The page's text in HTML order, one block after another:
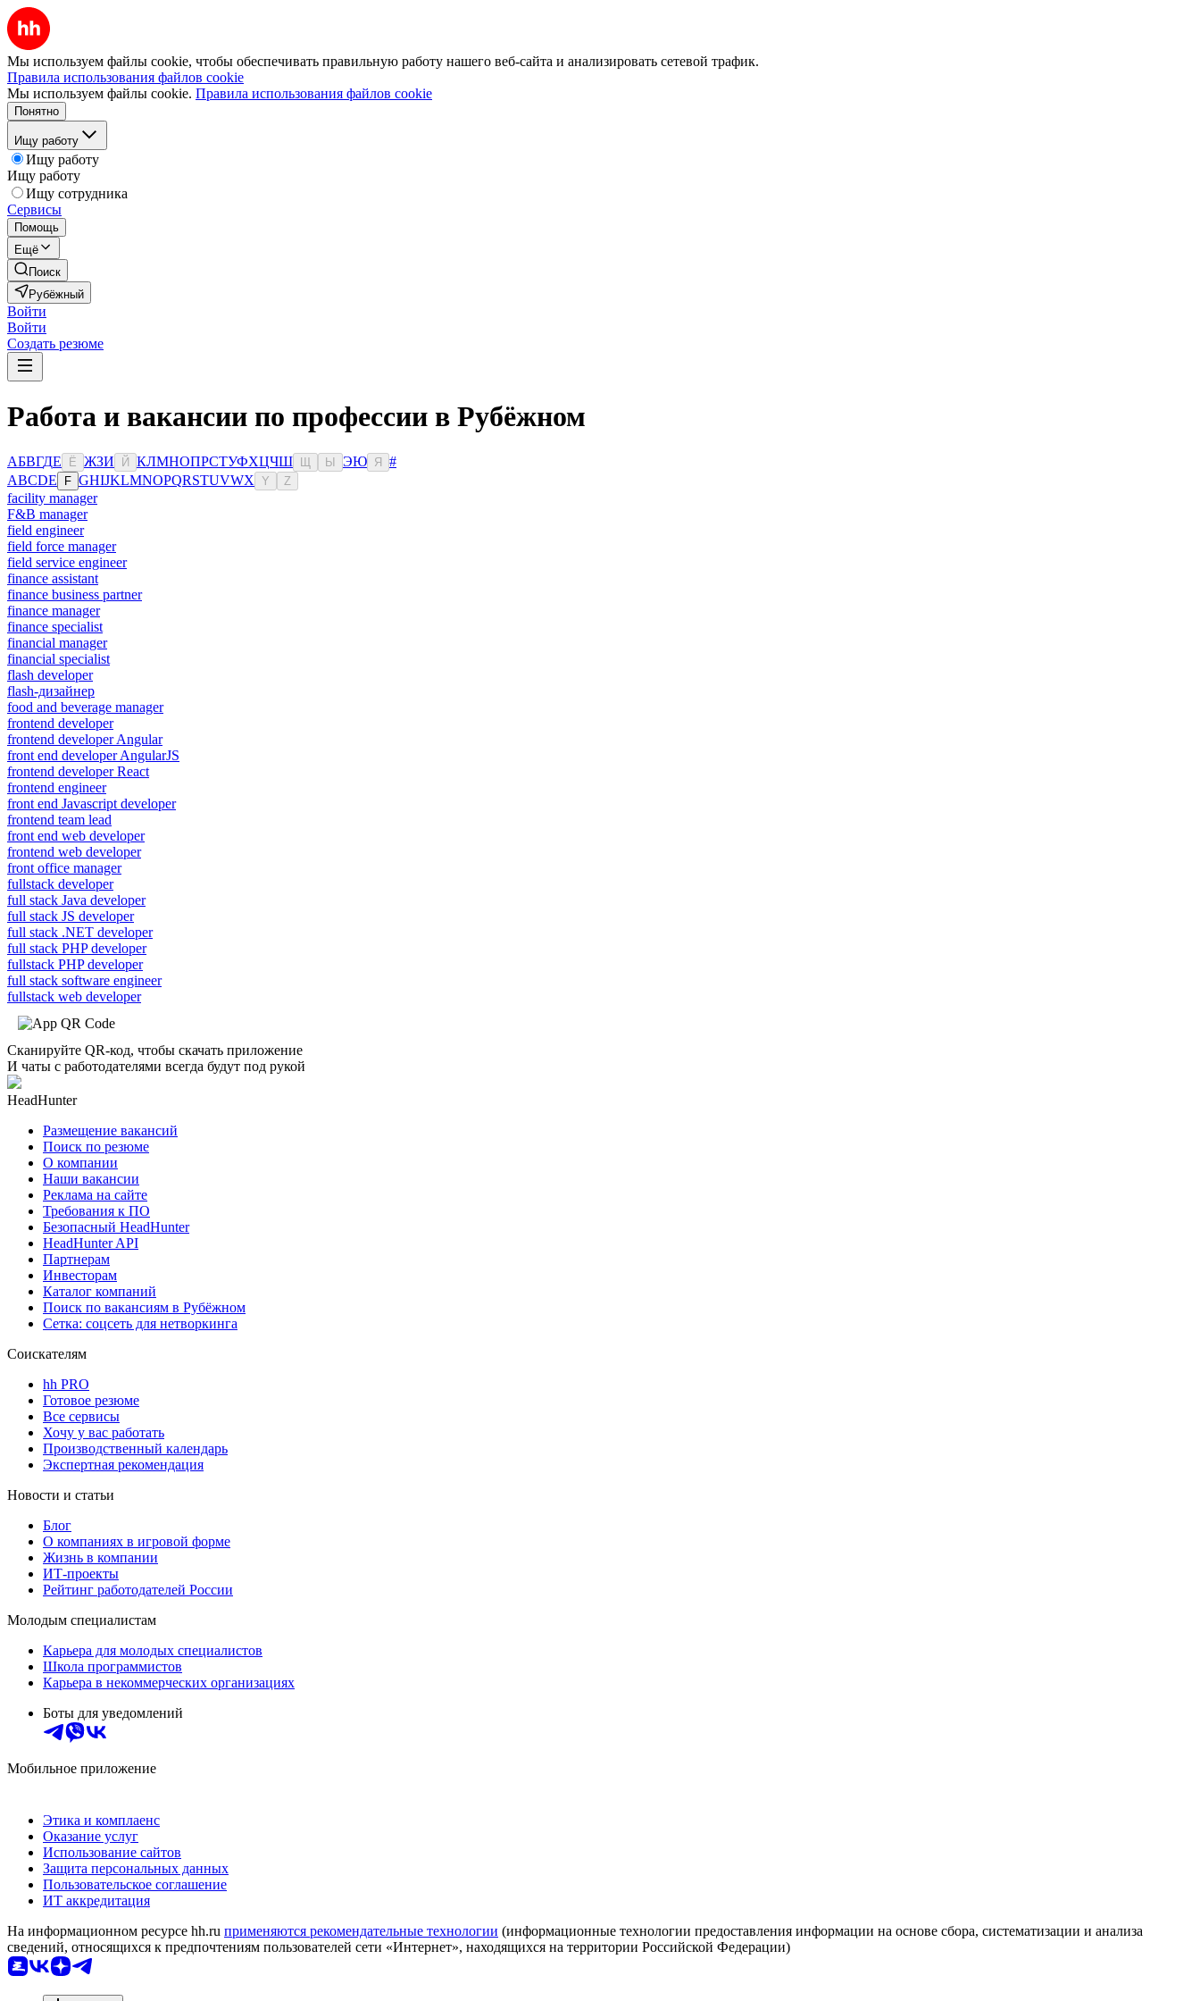
Мы используем файлы cookie, чтобы обеспечивать правильную работу нашего веб-сайта и анализировать сетевой трафик.
Правила использования файлов cookie
Мы используем файлы cookie. Правила использования файлов cookie
Понятно
Ищу работу
Ищу работу
Ищу работу
Ищу сотрудника
Сервисы
Помощь
Ещё
Поиск
Рубёжный
Войти
Войти
Создать резюме
Работа и вакансии по профессии в Рубёжном
АБВГДЕ Ё ЖЗИ Й КЛМНОПРСТУФХЦЧШ Ы ЭЮ Я
#
ABCDE F GHIJKLMNOPQRSTUVWX Y Z
facility manager
F&B manager
field engineer
field force manager
field service engineer
finance assistant
finance business partner
finance manager
finance specialist
financial manager
financial specialist
flash developer
flash-дизайнер
food and beverage manager
frontend developer
frontend developer Angular
front end developer AngularJS
frontend developer React
frontend engineer
front end Javascript developer
frontend team lead
front end web developer
frontend web developer
front office manager
fullstack developer
full stack Java developer
full stack JS developer
full stack .NET developer
full stack PHP developer
fullstack PHP developer
full stack software engineer
fullstack web developer
Сканируйте QR-код, чтобы скачать приложение
И чаты с работодателями всегда будут под рукой
HeadHunter
Размещение вакансий
Поиск по резюме
О компании
Наши вакансии
Реклама на сайте
Требования к ПО
Безопасный HeadHunter
HeadHunter API
Партнерам
Инвесторам
Каталог компаний
Поиск по вакансиям в Рубёжном
Сетка: соцсеть для нетворкинга
Соискателям
hh PRO
Готовое резюме
Все сервисы
Хочу у вас работать
Производственный календарь
Экспертная рекомендация
Новости и статьи
Блог
О компаниях в игровой форме
Жизнь в компании
ИТ-проекты
Рейтинг работодателей России
Молодым специалистам
Карьера для молодых специалистов
Школа программистов
Карьера в некоммерческих организациях
Боты для уведомлений
Мобильное приложение
Этика и комплаенс
Оказание услуг
Использование сайтов
Защита персональных данных
Пользовательское соглашение
ИТ аккредитация
На информационном ресурсе hh.ru применяются рекомендательные технологии (информационные технологии предоставления информации на основе сбора, систематизации и анализа
сведений, относящихся к предпочтениям пользователей сети «Интернет», находящихся на территории Российской Федерации)